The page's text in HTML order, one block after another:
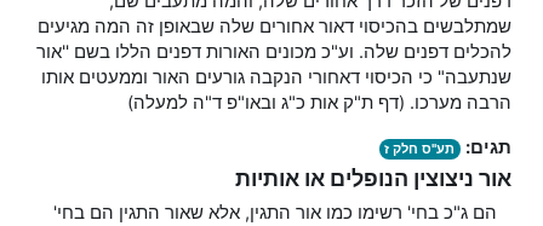
שמתלבשים בהכיסוי דאור אחורים שלה שבאופן זה המה מגיעים
להכלים דפנים שלה. וע"כ מכונים האורות דפנים הללו בשם ''אור
שנתעבה" כי הכיסוי דאחורי הנקבה גורעים האור וממעטים אותו
הרבה מערכו. (דף ת"ק אות כ"ג ובאו"פ ד"ה למעלה)
תגים: תע"ס חלק ז
אור ניצוצין הנופלים או אותיות
הם ג"כ בחי' רשימו כמו אור התגין, אלא שאור התגין הם בחי'